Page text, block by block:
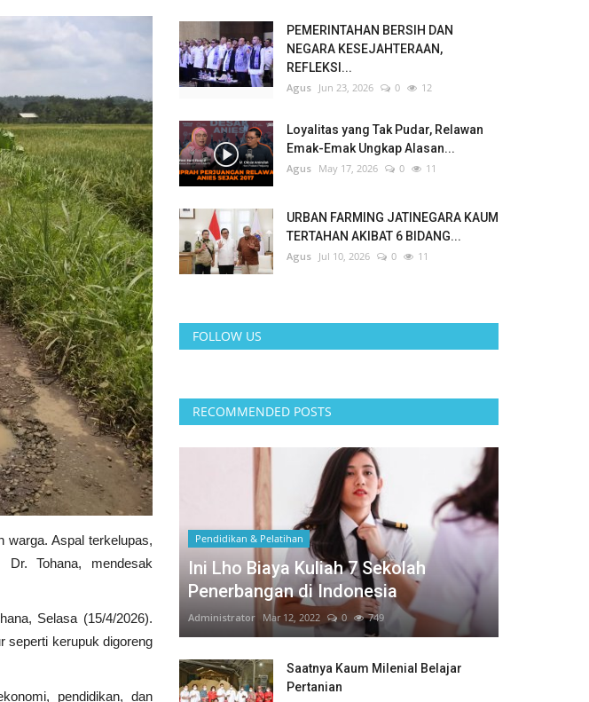
warga. Aspal terkelupas,
Dr. Tohana, mendesak
Selasa (15/4/2026).
seperti kerupuk digoreng
pendidikan, dan
PEMERINTAHAN BERSIH DAN
NEGARA KESEJAHTERAAN,
REFLEKSI...
Agus Jun 23, 2026 0 12
Loyalitas yang Tak Pudar, Relawan
Emak-Emak Ungkap Alasan...
Agus May 17, 2026 0 11
URBAN FARMING JATINEGARA KAUM
TERTAHAN AKIBAT 6 BIDANG...
Agus Jul 10, 2026 0 11
FOLLOW US
RECOMMENDED POSTS
Pendidikan & Pelatihan
Ini Lho Biaya Kuliah 7 Sekolah
Penerbangan di Indonesia
Administrator Mar 12, 2022 0 749
Saatnya Kaum Milenial Belajar
Pertanian